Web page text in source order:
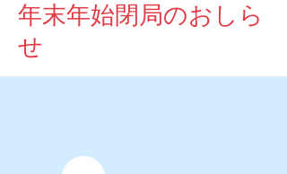
年末年始閉局のおしら
せ